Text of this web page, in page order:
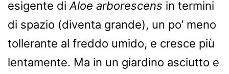
esigente di Aloe arborescens in termini
di spazio (diventa grande), un po’ meno
tollerante al freddo umido, e cresce più
lentamente. Ma in un giardino asciutto e